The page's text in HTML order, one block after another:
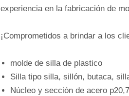
experiencia en la fabricación de
¡Comprometidos a brindar a los
molde de silla de plastico
Silla tipo silla, sillón, butaca,
Núcleo y sección de acero